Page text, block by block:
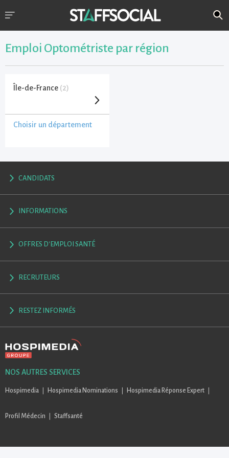
Emploi Optométriste par région
Île-de-France (2)
Choisir un département
CANDIDATS
INFORMATIONS
OFFRES D'EMPLOI SANTÉ
RECRUTEURS
RESTEZ INFORMÉS
NOS AUTRES SERVICES
Hospimedia Hospimedia Nominations Hospimedia Réponse Expert
Profil Médecin Staffsanté